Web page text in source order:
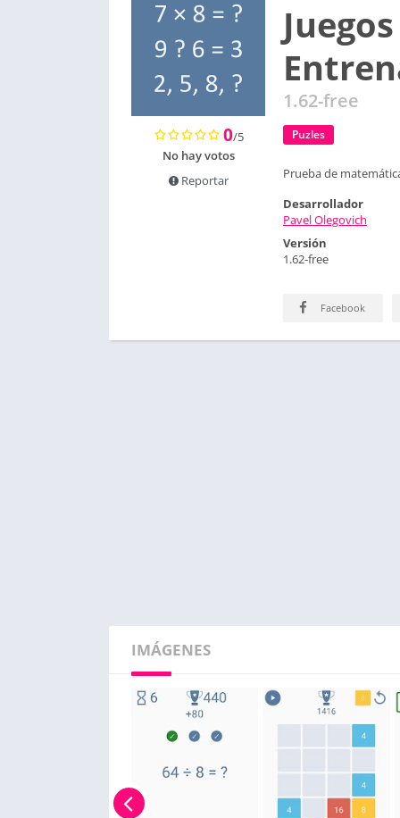
1.62-free
Puzles
Prueba de
0/5
No hay votos
Reportar
Desarrollador
Pavel Olegovich
Versión
1.62-free
Facebook
IMÁGENES